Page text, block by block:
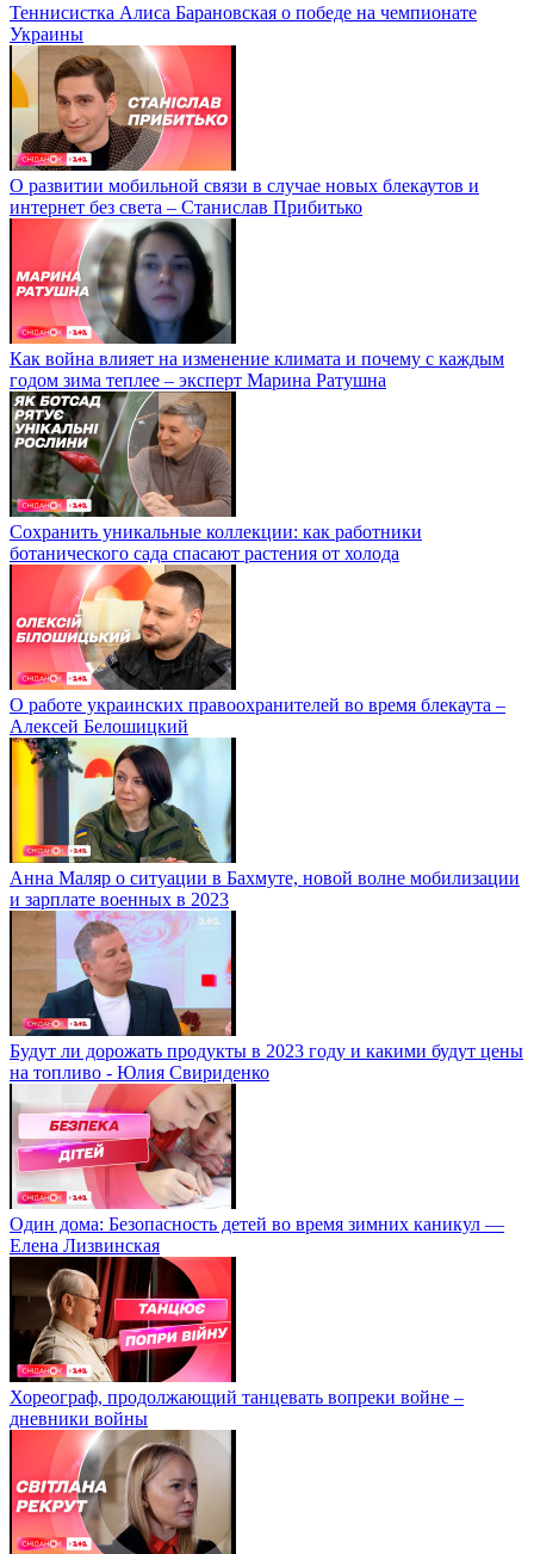
Теннисистка Алиса Барановская о победе на чемпионате
Украины
О развитии мобильной связи в случае новых блекаутов и
интернет без света – Станислав Прибитько
Как война влияет на изменение климата и почему с каждым
годом зима теплее – эксперт Марина Ратушна
Сохранить уникальные коллекции: как работники
ботанического сада спасают растения от холода
О работе украинских правоохранителей во время блекаута –
Алексей Белошицкий
Анна Маляр о ситуации в Бахмуте, новой волне мобилизации
и зарплате военных в 2023
Будут ли дорожать продукты в 2023 году и какими будут цены
на топливо - Юлия Свириденко
Один дома: Безопасность детей во время зимних каникул —
Елена Лизвинская
Хореограф, продолжающий танцевать вопреки войне –
дневники войны